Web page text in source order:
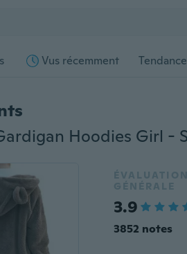
Vus récemment Tendance
ÉVALUATION
GÉNÉRALE
3.9
3852 notes